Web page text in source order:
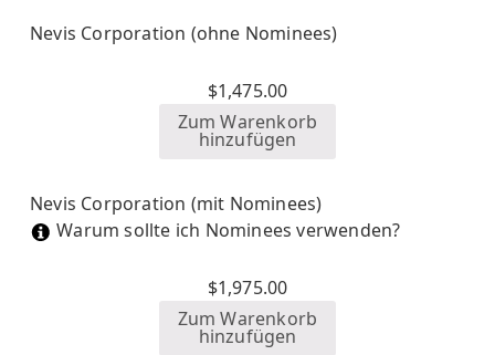
Nevis Corporation (ohne Nominees)
$1,475.00
Zum Warenkorb
hinzufügen
Nevis Corporation (mit Nominees)
Warum sollte ich Nominees verwenden?
$1,975.00
Zum Warenkorb
hinzufügen